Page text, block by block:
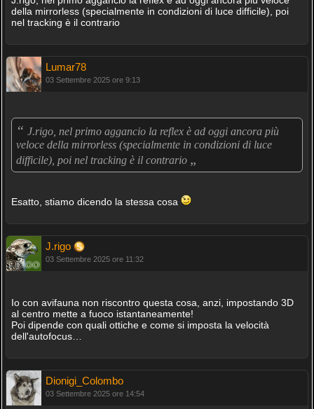
della mirrorless (specialmente in condizioni di luce difficile), poi
nel tracking è il contrario
Lumar78
03 Settembre 2025 ore 9:13
“ J.rigo, nel primo aggancio la reflex è ad oggi ancora più
veloce della mirrorless (specialmente in condizioni di luce
difficile), poi nel tracking è il contrario „
Esatto, stiamo dicendo la stessa cosa
J.rigo
03 Settembre 2025 ore 11:32
Io con avifauna non riscontro questa cosa, anzi, impostando 3D
al centro mette a fuoco istantaneamente!
Poi dipende con quali ottiche e come si imposta la velocità
dell'autofocus…
Dionigi_Colombo
03 Settembre 2025 ore 14:54